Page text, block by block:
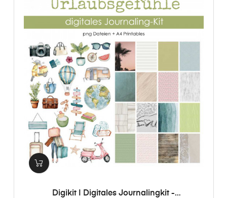
Digikit | Digitales Journalingkit -